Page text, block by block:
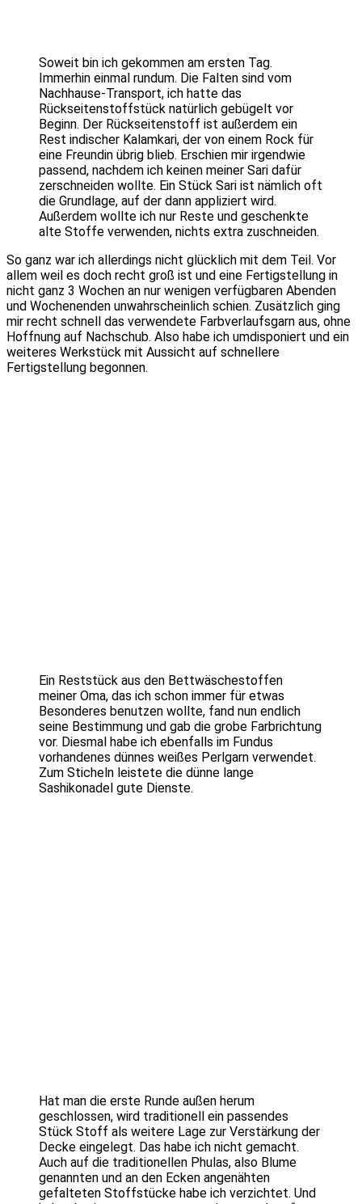
Soweit bin ich gekommen am ersten Tag.
Immerhin einmal rundum. Die Falten sind vom
Nachhause-Transport, ich hatte das
Rückseitenstoffstück natürlich gebügelt vor
Beginn. Der Rückseitenstoff ist außerdem ein
Rest indischer Kalamkari, der von einem Rock für
eine Freundin übrig blieb. Erschien mir irgendwie
passend, nachdem ich keinen meiner Sari dafür
zerschneiden wollte. Ein Stück Sari ist nämlich oft
die Grundlage, auf der dann appliziert wird.
Außerdem wollte ich nur Reste und geschenkte
alte Stoffe verwenden, nichts extra zuschneiden.
So ganz war ich allerdings nicht glücklich mit dem Teil. Vor
allem weil es doch recht groß ist und eine Fertigstellung in
nicht ganz 3 Wochen an nur wenigen verfügbaren Abenden
und Wochenenden unwahrscheinlich schien. Zusätzlich ging
mir recht schnell das verwendete Farbverlaufsgarn aus, ohne
Hoffnung auf Nachschub. Also habe ich umdisponiert und ein
weiteres Werkstück mit Aussicht auf schnellere
Fertigstellung begonnen.
Ein Reststück aus den Bettwäschestoffen
meiner Oma, das ich schon immer für etwas
Besonderes benutzen wollte, fand nun endlich
seine Bestimmung und gab die grobe Farbrichtung
vor. Diesmal habe ich ebenfalls im Fundus
vorhandenes dünnes weißes Perlgarn verwendet.
Zum Sticheln leistete die dünne lange
Sashikonadel gute Dienste.
Hat man die erste Runde außen herum
geschlossen, wird traditionell ein passendes
Stück Stoff als weitere Lage zur Verstärkung der
Decke eingelegt. Das habe ich nicht gemacht.
Auch auf die traditionellen Phulas, also Blume
genannten und an den Ecken angenähten
gefalteten Stoffstücke habe ich verzichtet. Und